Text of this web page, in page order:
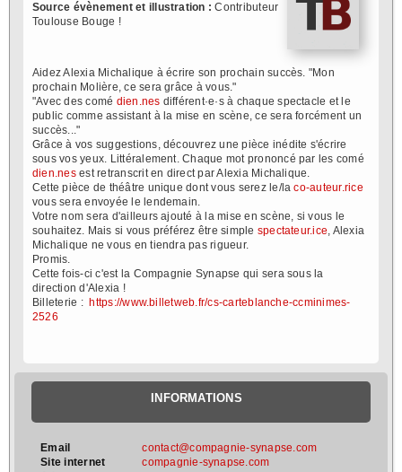
Source évènement et illustration : Contributeur
Toulouse Bouge !
Aidez Alexia Michalique à écrire son prochain succès. "Mon
prochain Molière, ce sera grâce à vous."
"Avec des comé dien.nes différent·e·s à chaque spectacle et le
public comme assistant à la mise en scène, ce sera forcément un
succès..."
Grâce à vos suggestions, découvrez une pièce inédite s'écrire
sous vos yeux. Littéralement. Chaque mot prononcé par les comé
dien.nesest retranscrit en direct par Alexia Michalique.
Cette pièce de théâtre unique dont vous serez le/laco-auteur.rice
vous sera envoyée le lendemain.
Votre nom sera d'ailleurs ajouté à la mise en scène, si vous le
souhaitez. Mais si vous préférez être simple spectateur.ice, Alexia
Michalique ne vous en tiendra pas rigueur.
Promis.
Cette fois-ci c'est la Compagnie Synapse qui sera sous la
direction d'Alexia !
Billeterie : https://www.billetweb.fr/cs-carteblanche-ccminimes-
2526
INFORMATIONS
Email
contact@compagnie-synapse.com
Site internet
compagnie-synapse.com